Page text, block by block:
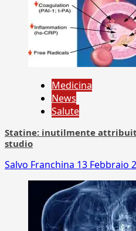
Medicina
News
Salute
Statine: inutilmente
studio
Salvo Franchina 13 Febbraio